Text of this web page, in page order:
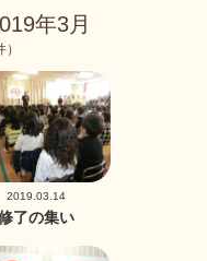
年3月
2019.03.14
了の集い